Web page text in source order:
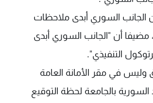
السوري أبدى ملاحظات
أن "الجانب السوري أبدى
التنفيذي".
في مقر الأمانة العامة
السورية بالجامعة لحظة التوقيع